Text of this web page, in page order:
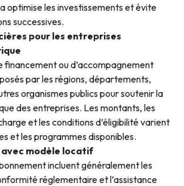
optimise les investissements et évite
successives.
pour les entreprises
financement ou d’accompagnement
par les régions, départements,
organismes publics pour soutenir la
des entreprises. Les montants, les
et les conditions d’éligibilité varient
et les programmes disponibles.
avec modèle locatif
incluent généralement les
réglementaire et l’assistance